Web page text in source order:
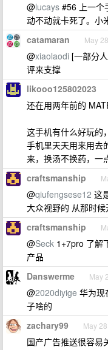
@lucays #56 上一个
动不动就卡死了。小
catamaran May 28
@xiaolaodi [一部分
评来支撑
likooo125802023
还在用两年前的
这手机有什么好玩的
手机里天天用来用去
来，换汤不换药，一
craftsmanship
@qiufengsese12 这
大众视野的 从那时
craftsmanship
@Seck 1+7pro 了解
产品
Danswerme May
@2020diyige 华为现
子啥的
zachary99 May
国产广告推送很容易